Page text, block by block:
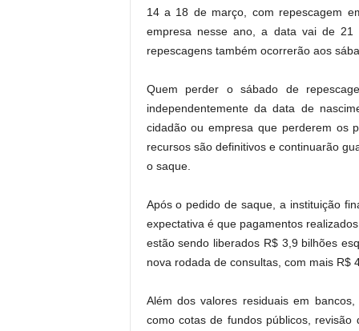
14 a 18 de março, com repescagem
empresa nesse ano, a data vai de
repescagens também ocorrerão aos
Quem perder o sábado de
independentemente da data de
cidadão ou empresa que perderem os
recursos são definitivos e continuarão
o saque.
Após o pedido de saque, a instituição
expectativa é que pagamentos
estão sendo liberados R$ 3,9 bilhões
nova rodada de consultas, com mais R$
Além dos valores residuais em
como cotas de fundos públicos,